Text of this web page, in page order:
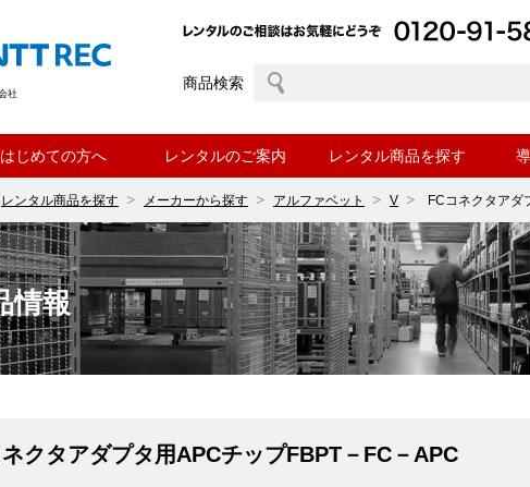
社
商品検索
はじめての方へ レンタルのご案内 レンタル商品を探す
レンタル商品を探す メーカーから探す アルファベット V FCコネクタアダ
情報
クタアダプタ用APCチップFBPT－FC－APC